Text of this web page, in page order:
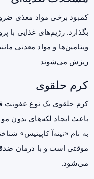
کمبود برخی مواد مغذی
بگذارد. رژیم‌های غذایی با
ویتامین‌ها و مواد معدنی
ریزش می‌شوند
کرم حلقوی
کرم حلقوی یک نوع عفونت
باعث ایجاد لکه‌های بدون
به نام «تینه‌آ کاپیتیس»
موقتی است و با درمان
می‌شود.